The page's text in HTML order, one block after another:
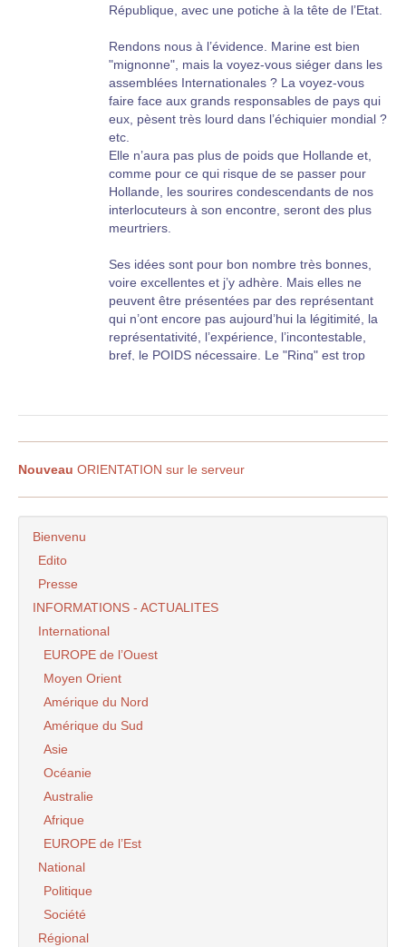
République, avec une potiche à la tête de l’Etat.
Rendons nous à l’évidence. Marine est bien
"mignonne", mais la voyez-vous siéger dans les
assemblées Internationales ? La voyez-vous
faire face aux grands responsables de pays qui
eux, pèsent très lourd dans l’échiquier mondial ?
etc.
Elle n’aura pas plus de poids que Hollande et,
comme pour ce qui risque de se passer pour
Hollande, les sourires condescendants de nos
interlocuteurs à son encontre, seront des plus
meurtriers.
Ses idées sont pour bon nombre très bonnes,
voire excellentes et j’y adhère. Mais elles ne
peuvent être présentées par des représentant
qui n’ont encore pas aujourd’hui la légitimité, la
représentativité, l’expérience, l’incontestable,
bref, le POIDS nécessaire. Le "Ring" est trop
tout çà avant de partir au devant de certaines
conquêtes. Le temps de la réflexion travaille en
Il n’est pas interdit de penser que bon nombre
deuxième voir un troisième quinquennat.
Rappelez-vous Mitterand et la dissolution de
Est-ce que c’est ce vous voulez ? Pas moi.
C’est aux législatives qu’il faut mettre comme on
dit : Le paquet. Mais en attendant assurons
Nouveau ORIENTATION sur le serveur
Bienvenu
Edito
Presse
INFORMATIONS - ACTUALITES
International
EUROPE de l’Ouest
Moyen Orient
Amérique du Nord
Amérique du Sud
Asie
Océanie
Australie
Afrique
EUROPE de l’Est
National
Politique
Société
Régional